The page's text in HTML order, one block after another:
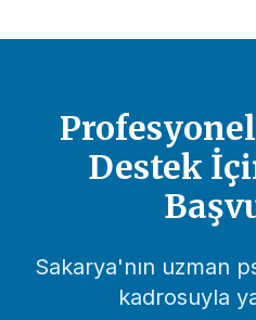
Destek
Sakarya'nın uzman
kadrosuyla